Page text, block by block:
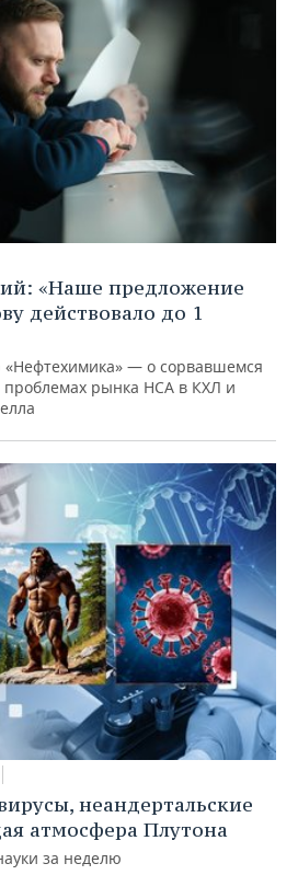
«Наше предложение
действовало до 1
— о сорвавшемся
проблемах рынка НСА в КХЛ и
неандертальские
атмосфера Плутона
за неделю